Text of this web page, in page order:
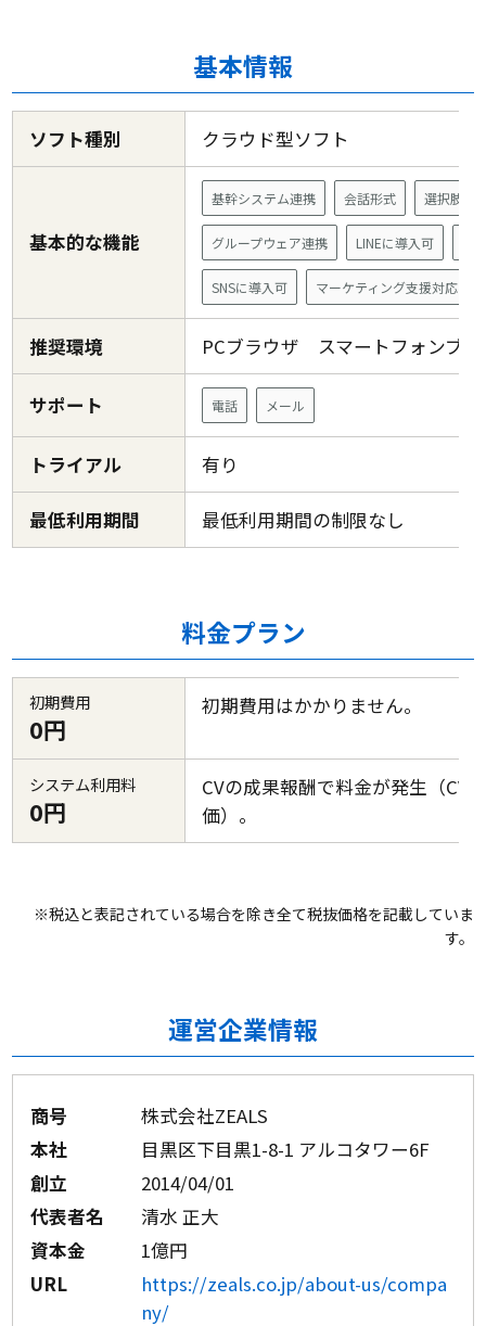
基本情報
ソフト種別 クラウド型ソフト
基本的な機能
基幹システム連携 会話形式 選択肢形
グループウェア連携 LINEに導入可
SNSに導入可 マーケティング支援対応
推奨環境 PCブラウザ スマートフォンブ
サポート 電話 メール
トライアル 有り
最低利用期間 最低利用期間の制限なし
料金プラン
初期費用
0円
初期費用はかかりません。
システム利用料
0円
CVの成果報酬で料金が発生（CV
価）。
※税込と表記されている場合を除き全て税抜価格を記載していま
す。
運営企業情報
商号
株式会社ZEALS
本社
目黒区下目黒1-8-1 アルコタワー6F
創立
2014/04/01
代表者名
清水 正大
資本金
1億円
URL
https://zeals.co.jp/about-us/compa
ny/